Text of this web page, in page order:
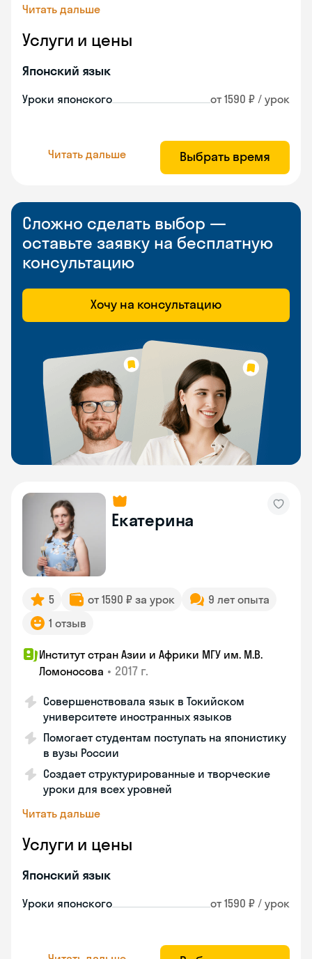
Читать дальше
Услуги и цены
Японский язык
Уроки японского от 1590 ₽ / урок
Читать дальше Выбрать время
Сложно сделать выбор —
оставьте заявку на бесплатную
консультацию
Хочу на консультацию
Екатерина
5 от 1590 ₽ за урок
9 лет опыта
1 отзыв
Институт стран Азии и Африки МГУ им. М.В.
Ломоносова • 2017 г.
Совершенствовала язык в Токийском
университете иностранных языков
Помогает студентам поступать на японистику
в вузы России
Создает структурированные и творческие
уроки для всех уровней
Читать дальше
Услуги и цены
Японский язык
Уроки японского от 1590 ₽ / урок